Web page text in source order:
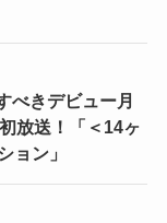
きデビュー月
放送！「＜14ヶ
ョン」